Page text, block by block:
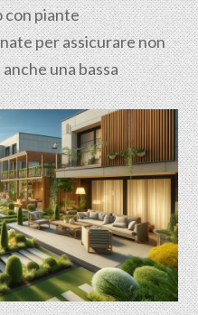
con piante
per assicurare non
una bassa